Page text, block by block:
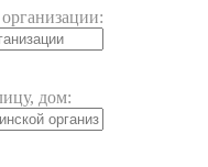
дом: